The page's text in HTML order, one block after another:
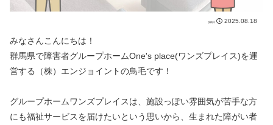
2025.08.18
みなさんこんにちは！
群馬県で障害者グループホームOne's place(ワンズプレイス)を運
営する（株）エンジョイントの鳥毛です！
グループホームワンズプレイスは、施設っぽい雰囲気が苦手な方
にも福祉サービスを届けたいという思いから、生まれた障がい者